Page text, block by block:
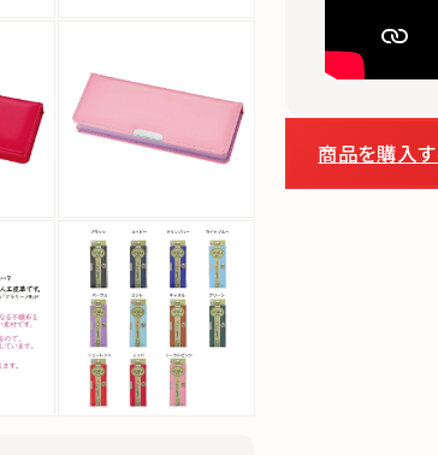
商品を購入